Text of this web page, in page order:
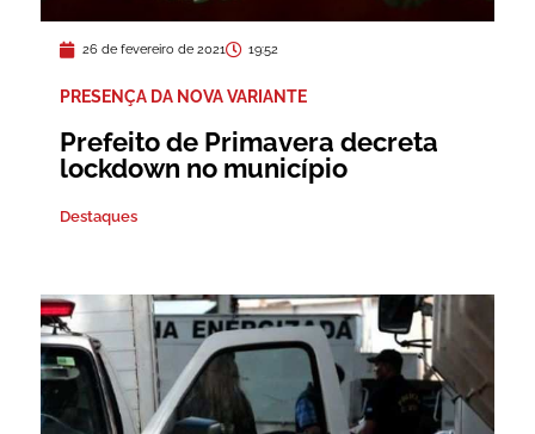
26 de fevereiro de 2021 19:52
PRESENÇA DA NOVA VARIANTE
Prefeito de Primavera decreta
lockdown no município
Destaques